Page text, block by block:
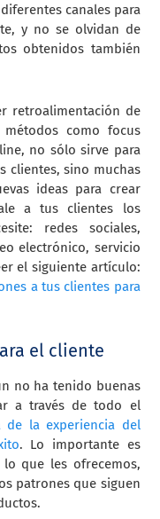
canales para
y no se olvidan de
obtenidos también
retroalimentación de
como focus
no sólo sirve para
clientes, sino muchas
ideas para crear
a tus clientes los
redes sociales,
electrónico, servicio
el siguiente artículo:
a tus clientes para
el cliente
no ha tenido buenas
a través de todo el
de la experiencia del
. Lo importante es
que les ofrecemos,
patrones que siguen